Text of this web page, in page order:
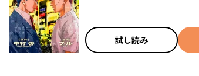
試し読み